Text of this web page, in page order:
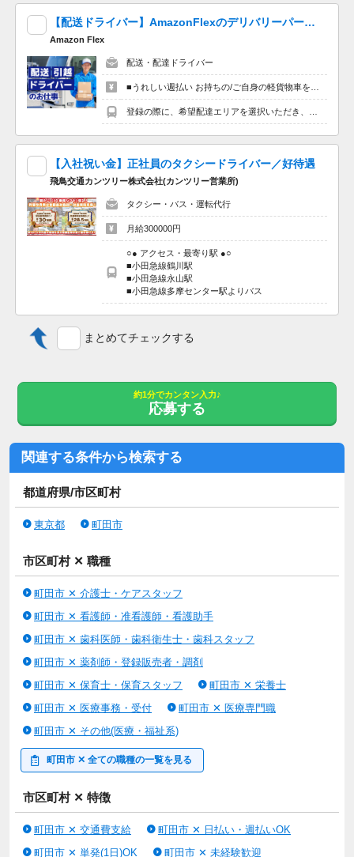
ケアマネジャーの資格手当+5,000円を支給）
（ケアマネジャー）10,000円
夜勤手当 6,500円／回・5回／月
役職手当 5,000円～98,000円
住宅手当 （賃貸）10,000円※条件あり
処遇改善 60,000円
特定処遇改善 あり
給与支払日 毎月末日締 翌月15日支払い
昇給あり 年1回
実績 年2回・2ヶ月分（基本給は基礎給と職能給の合計額が対象
賞与年2回（6月12月、各15万支給））
学歴不問/昇給あり/40代活躍中/マイカー通勤可/社内禁煙/育児休
【特記事項】
当社は、警備会社のALSOKグループであるという強みを最大限
ALSOKのセキュリティを導入
より良いサービスは、より良い職場から☆ALSOK監修の各種訓
練や研修精度充実◎
車通勤OK,住宅手当あり,ブランクOK,産休・育休,社会保険完備
学歴不問
◆有給休暇：あり
◆車通勤：車通勤可 無料駐車場あり、通勤手当月上限50000円
定年65歳
再雇用70歳まで
【年齢要件は雇用対策法 １号を適用の上、制限を設けていま
本求人はライフワンズ株式会社が掲載している人材紹介求人で
職業紹介事業者名：ライフワンズ株式会社
事業許可番号：13-ユ-303765
情報提供元：
Workgate(ワークゲート株式会社)
【配送ドライバー】AmazonFlexのデリバリーパートナーを大量募集中！ 夕方以降４時間程度最大10,200円の報酬も可能!※単発OK！嬉しい「週払い」！
Amazon Flex
配送・配達ドライバー
■うれしい週払い お持ちの/ご自身の軽貨物車を使用する場合、４時間程度で最大9,600円。夕方以降の稼働※だと４時間程度で最大10,200円の報酬が獲得可能！給与ではなく、委託業務に応じた報酬をお支払いする業務委託のお仕事です。うれしい週払い。 ※関東圏4-6月に１8時以降稼働した場合を想定。地域により異なります ※報酬は規約にしたがい配達完了の15日後に支払いますが、可能な場合は、より早く、週払いで前週稼働分をお支払いします。 登録の際に、希望配達エリアを選択いただき、そのエリアでの業務を委託します（業務委託）。
登録の際に、希望配達エリアを選択いただき、そのエリアでの業務を委託します（業務委託）。
【入社祝い金】正社員のタクシードライバー／好待遇
飛鳥交通カンツリー株式会社(カンツリー営業所)
タクシー・バス・運転代行
月給300000円
○● アクセス・最寄り駅 ●○
■小田急線鶴川駅
■小田急線永山駅
■小田急線多摩センター駅よりバス
まとめてチェックする
約1分でカンタン入力♪
応募する
関連する条件から検索する
都道府県/市区町村
東京都 町田市
市区町村 ✕ 職種
町田市 ✕ 介護士・ケアスタッフ
町田市 ✕ 看護師・准看護師・看護助手
町田市 ✕ 歯科医師・歯科衛生士・歯科スタッフ
町田市 ✕ 薬剤師・登録販売者・調剤
町田市 ✕ 保育士・保育スタッフ
町田市 ✕ 栄養士
町田市 ✕ 医療事務・受付
町田市 ✕ 医療専門職
町田市 ✕ その他(医療・福祉系)
町田市 ✕ 全ての職種の一覧を見る
市区町村 ✕ 特徴
町田市 ✕ 交通費支給
町田市 ✕ 日払い・週払いOK
町田市 ✕ 単発(1日)OK
町田市 ✕ 未経験歓迎